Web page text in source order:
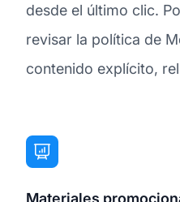
desde el último clic.
revisar la política de
contenido explícito,
Materiales